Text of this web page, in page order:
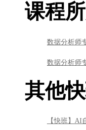
课程
数据分析师
数据分析师
其他
【快班】AI